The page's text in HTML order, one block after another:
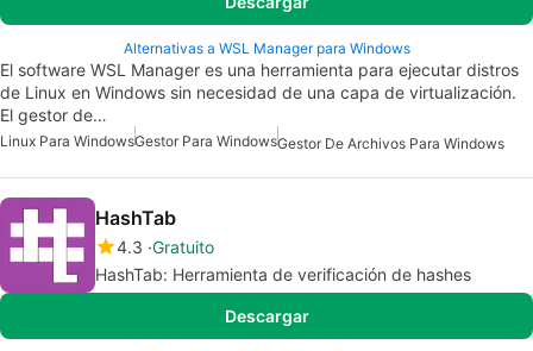
Alternativas a WSL Manager para Windows
El software WSL Manager es una herramienta para ejecutar distros
de Linux en Windows sin necesidad de una capa de virtualización.
El gestor de…
Linux Para WindowsGestor Para WindowsGestor De Archivos Para Windows
HashTab
4.3 Gratuito
HashTab: Herramienta de verificación de hashes
Descargar